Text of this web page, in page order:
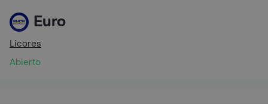
Euro
Licores
Abierto